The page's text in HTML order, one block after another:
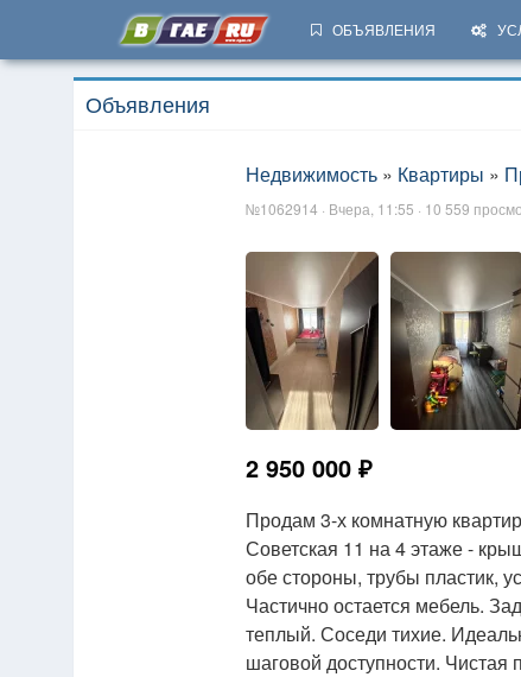
ОБЪЯВЛЕНИЯ
Объявления
Недвижимость » Квартиры »
№1062914 · Вчера, 11:55 · 10 559
2 950 000 ₽
Продам 3-х комнатную
Советская 11 на 4 этаже -
обе стороны, трубы пластик,
Частично остается мебель.
теплый. Соседи тихие.
шаговой доступности.